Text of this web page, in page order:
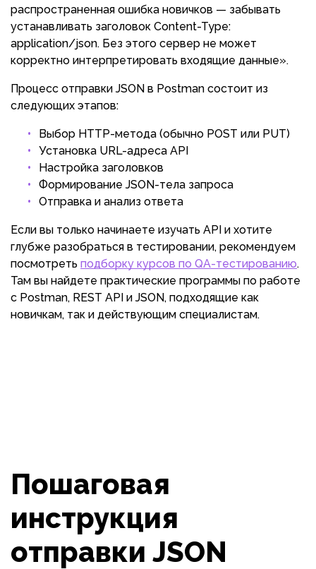
распространенная ошибка новичков — забывать
устанавливать заголовок Content-Type:
application/json. Без этого сервер не может
корректно интерпретировать входящие данные».
Процесс отправки JSON в Postman состоит из
следующих этапов:
Выбор HTTP-метода (обычно POST или PUT)
Установка URL-адреса API
Настройка заголовков
Формирование JSON-тела запроса
Отправка и анализ ответа
Если вы только начинаете изучать API и хотите
глубже разобраться в тестировании, рекомендуем
посмотреть подборку курсов по QA-тестированию.
Там вы найдете практические программы по работе
с Postman, REST API и JSON, подходящие как
новичкам, так и действующим специалистам.
Пошаговая
инструкция
отправки JSON